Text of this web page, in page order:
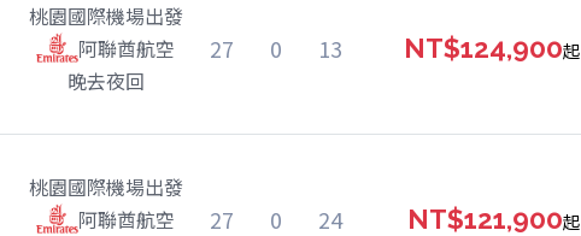
桃園國際機場出發
阿聯酋航空
晚去夜回
27 0 13 NT$124,900起
桃園國際機場出發
阿聯酋航空
27 0 24 NT$121,900起